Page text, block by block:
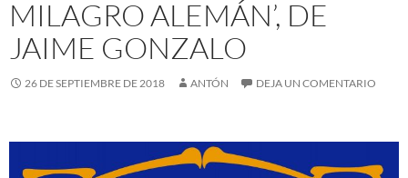
MILAGRO ALEMÁN’, DE
JAIME GONZALO
26 DE SEPTIEMBRE DE 2018 ANTÓN DEJA UN COMENTARIO